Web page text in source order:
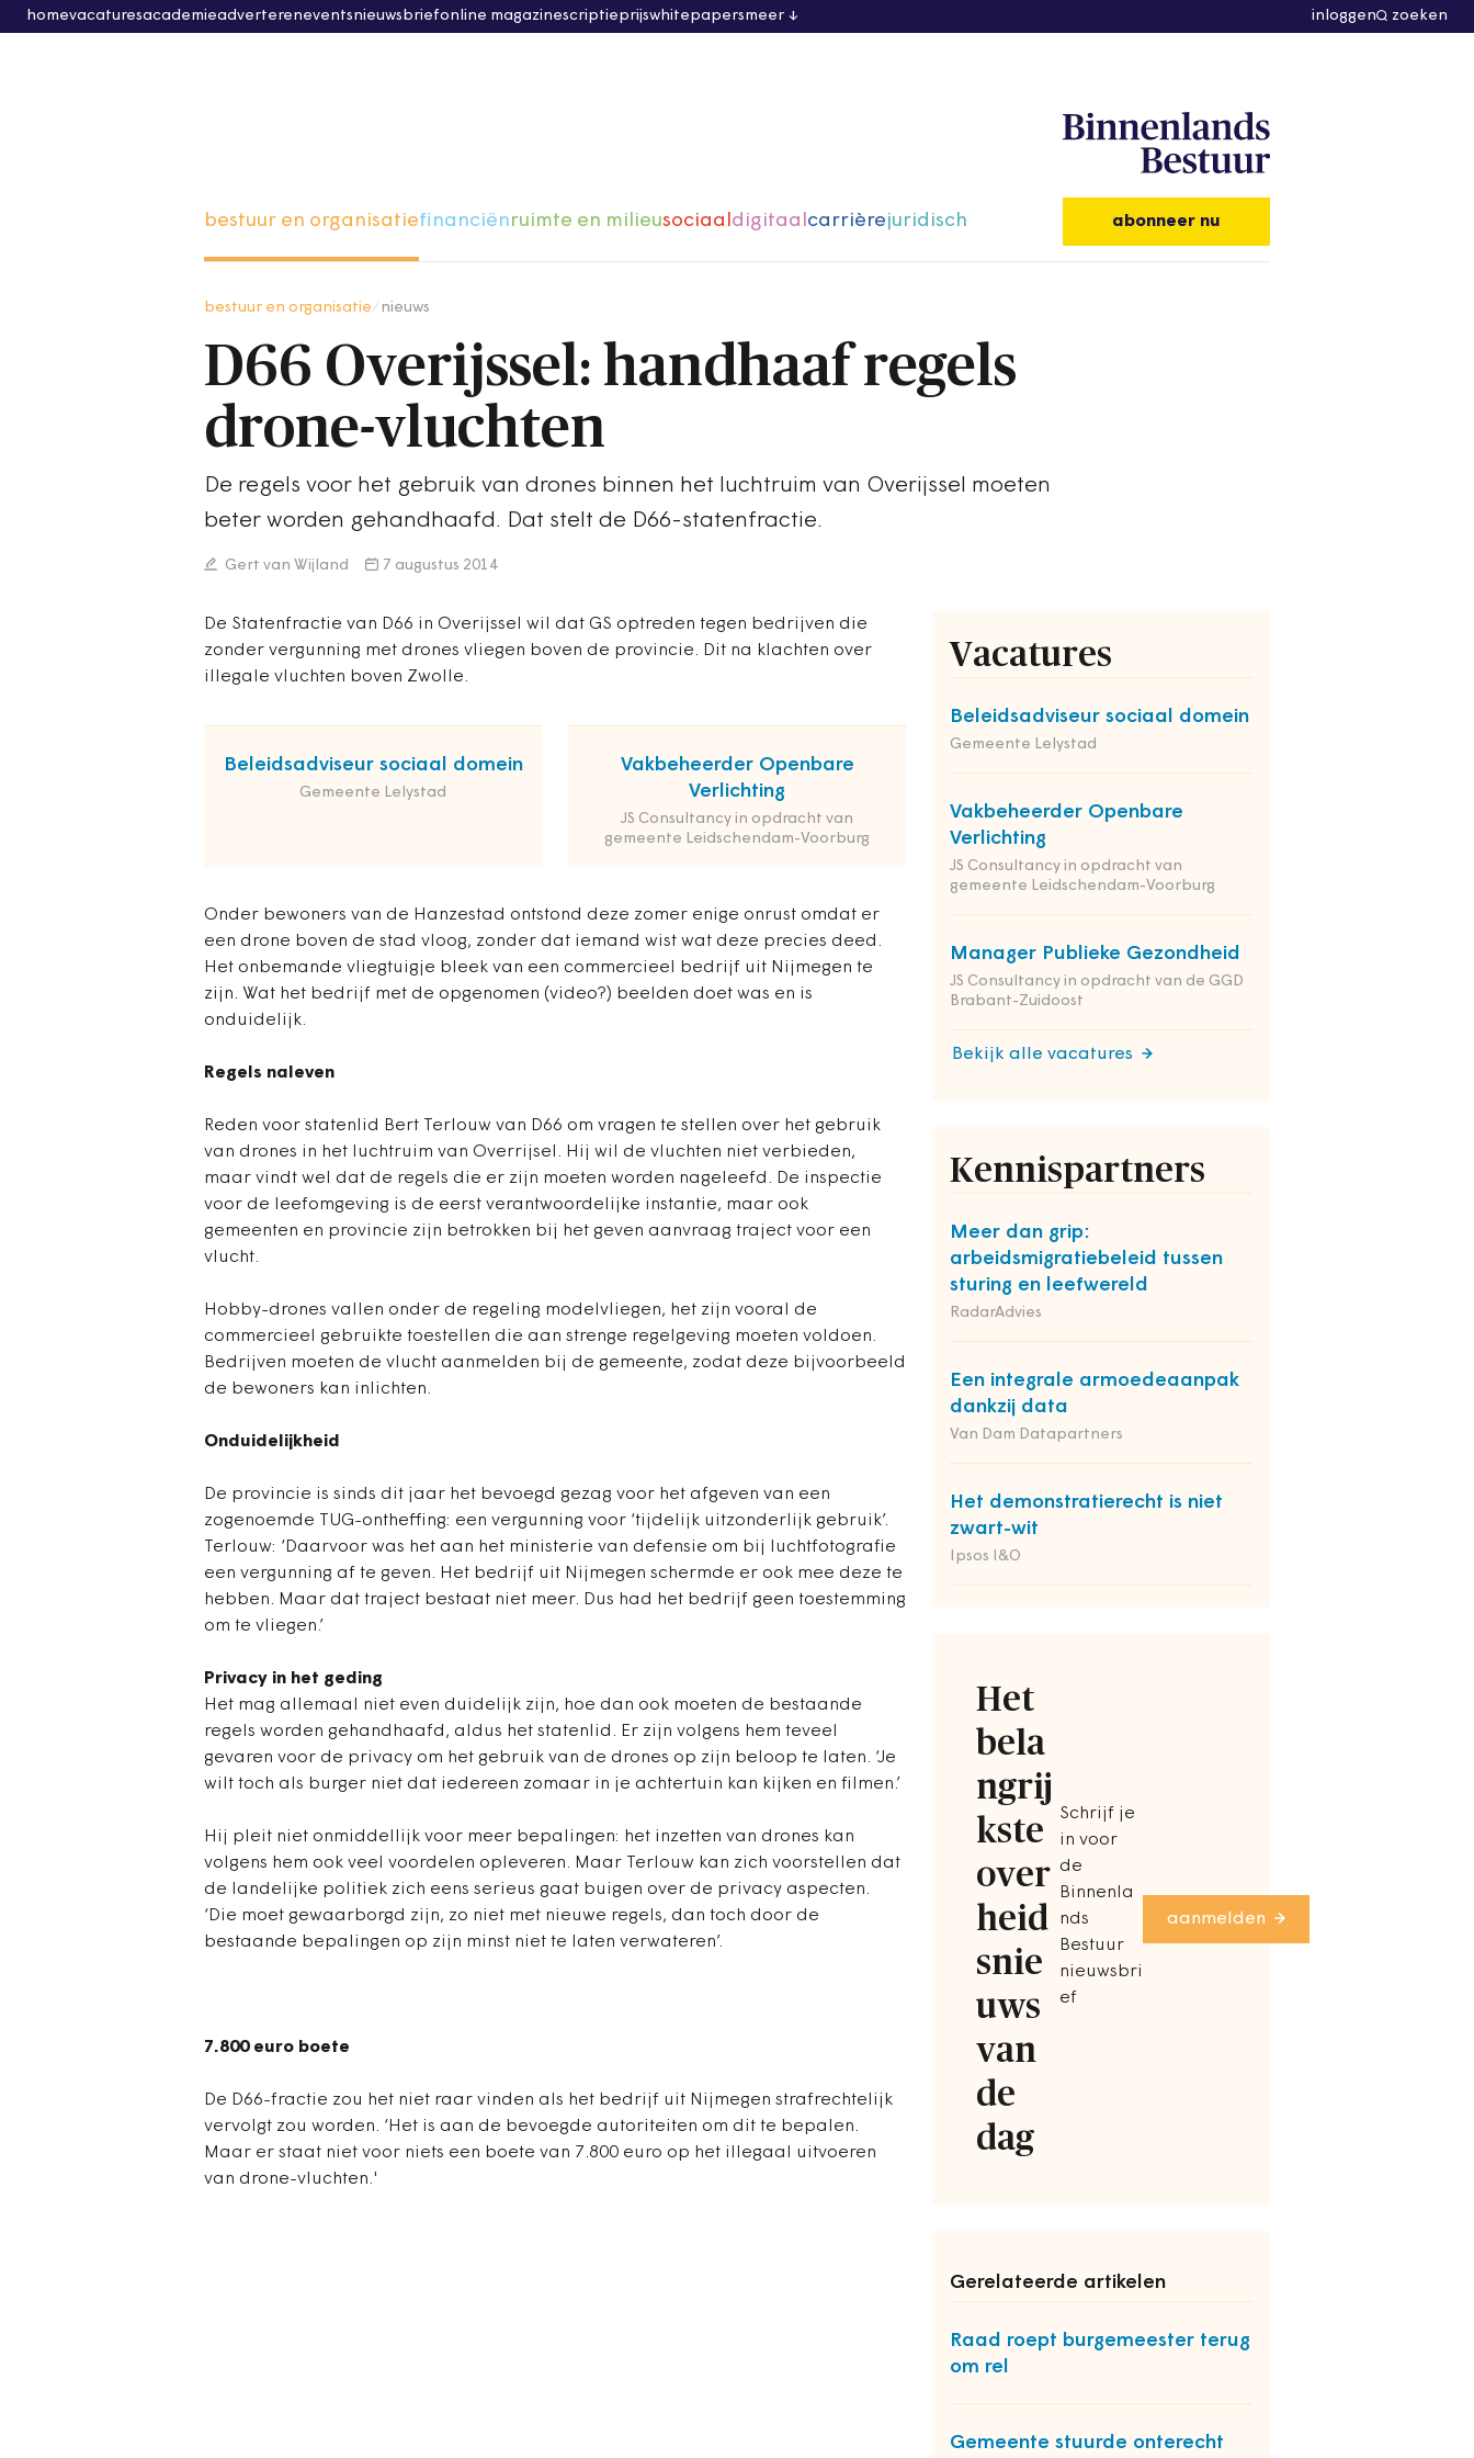
homevacaturesacademieadvertereneventsnieuwsbriefonline magazinescriptieprijswhitepapersmeer inloggen zoeken
bestuur en organisatiefinanciënruimte en milieusociaaldigitaalcarrièrejuridisch abonneer nu
bestuur en organisatie nieuws
D66 Overijssel: handhaaf regels
drone-vluchten
De regels voor het gebruik van drones binnen het luchtruim van Overijssel moeten
beter worden gehandhaafd. Dat stelt de D66-statenfractie.
Gert van Wijland 7 augustus 2014
De Statenfractie van D66 in Overijssel wil dat GS optreden tegen bedrijven die
zonder vergunning met drones vliegen boven de provincie. Dit na klachten over
illegale vluchten boven Zwolle.
Beleidsadviseur sociaal domein
Gemeente Lelystad
Vakbeheerder Openbare
Verlichting
JS Consultancy in opdracht van
gemeente Leidschendam-Voorburg
Onder bewoners van de Hanzestad ontstond deze zomer enige onrust omdat er
een drone boven de stad vloog, zonder dat iemand wist wat deze precies deed.
Het onbemande vliegtuigje bleek van een commercieel bedrijf uit Nijmegen te
zijn. Wat het bedrijf met de opgenomen (video?) beelden doet was en is
onduidelijk.
Vacatures
Beleidsadviseur sociaal domein
Gemeente Lelystad
Vakbeheerder Openbare
Verlichting
JS Consultancy in opdracht van
gemeente Leidschendam-Voorburg
Manager Publieke Gezondheid
JS Consultancy in opdracht van de GGD
Brabant-Zuidoost
Bekijk alle vacatures
Kennispartners
Meer dan grip:
arbeidsmigratiebeleid tussen
sturing en leefwereld
RadarAdvies
Een integrale armoedeaanpak
dankzij data
Van Dam Datapartners
Het demonstratierecht is niet
zwart-wit
Ipsos I&O
Het
bela
ngrij
kste
over
heid
snie
uws
van
de
dag
Schrijf je
in voor
de
Binnenla
nds
Bestuur
nieuwsbri
ef
aanmelden
Gerelateerde artikelen
Raad roept burgemeester terug
om rel
Gemeente stuurde onterecht
Regels naleven
Reden voor statenlid Bert Terlouw van D66 om vragen te stellen over het gebruik
van drones in het luchtruim van Overrijsel. Hij wil de vluchten niet verbieden,
maar vindt wel dat de regels die er zijn moeten worden nageleefd. De inspectie
voor de leefomgeving is de eerst verantwoordelijke instantie, maar ook
gemeenten en provincie zijn betrokken bij het geven aanvraag traject voor een
vlucht.
Hobby-drones vallen onder de regeling modelvliegen, het zijn vooral de
commercieel gebruikte toestellen die aan strenge regelgeving moeten voldoen.
Bedrijven moeten de vlucht aanmelden bij de gemeente, zodat deze bijvoorbeeld
de bewoners kan inlichten.
Onduidelijkheid
De provincie is sinds dit jaar het bevoegd gezag voor het afgeven van een
zogenoemde TUG-ontheffing: een vergunning voor ‘tijdelijk uitzonderlijk gebruik’.
Terlouw: ‘Daarvoor was het aan het ministerie van defensie om bij luchtfotografie
een vergunning af te geven. Het bedrijf uit Nijmegen schermde er ook mee deze te
hebben. Maar dat traject bestaat niet meer. Dus had het bedrijf geen toestemming
om te vliegen.’
Privacy in het geding
Het mag allemaal niet even duidelijk zijn, hoe dan ook moeten de bestaande
regels worden gehandhaafd, aldus het statenlid. Er zijn volgens hem teveel
gevaren voor de privacy om het gebruik van de drones op zijn beloop te laten. ‘Je
wilt toch als burger niet dat iedereen zomaar in je achtertuin kan kijken en filmen.’
Hij pleit niet onmiddellijk voor meer bepalingen: het inzetten van drones kan
volgens hem ook veel voordelen opleveren. Maar Terlouw kan zich voorstellen dat
de landelijke politiek zich eens serieus gaat buigen over de privacy aspecten.
‘Die moet gewaarborgd zijn, zo niet met nieuwe regels, dan toch door de
bestaande bepalingen op zijn minst niet te laten verwateren’.
7.800 euro boete
De D66-fractie zou het niet raar vinden als het bedrijf uit Nijmegen strafrechtelijk
vervolgt zou worden. ‘Het is aan de bevoegde autoriteiten om dit te bepalen.
Maar er staat niet voor niets een boete van 7.800 euro op het illegaal uitvoeren
van drone-vluchten.'